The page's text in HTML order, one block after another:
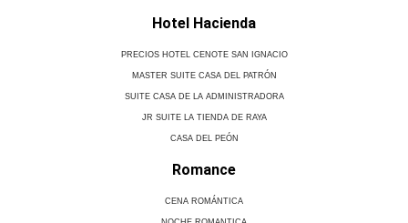
Hotel Hacienda
PRECIOS HOTEL CENOTE SAN IGNACIO
MASTER SUITE CASA DEL PATRÓN
SUITE CASA DE LA ADMINISTRADORA
JR SUITE LA TIENDA DE RAYA
CASA DEL PEÓN
Romance
CENA ROMÁNTICA